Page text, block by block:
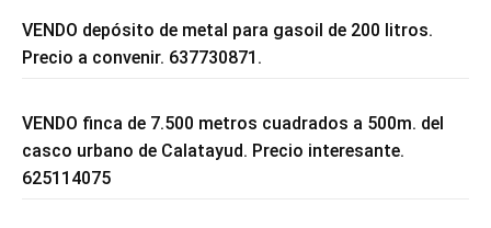
VENDO depósito de metal para gasoil de 200 litros.
Precio a convenir. 637730871.
VENDO finca de 7.500 metros cuadrados a 500m. del
casco urbano de Calatayud. Precio interesante.
625114075